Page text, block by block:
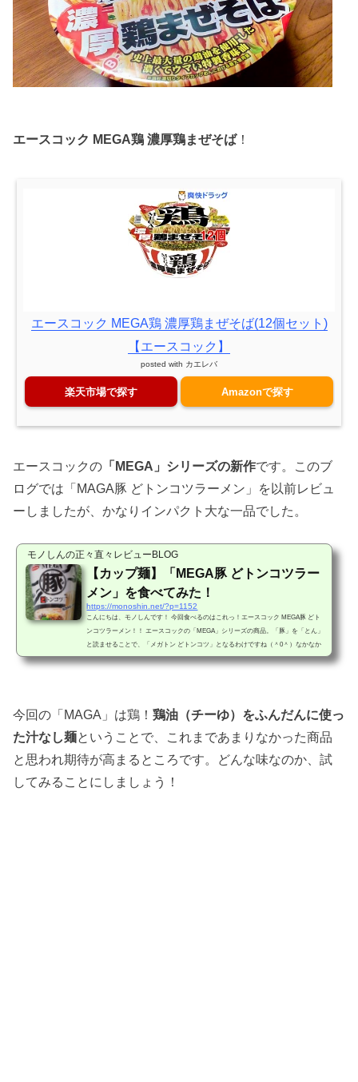
エースコック MEGA鶏 濃厚鶏まぜそば！
エースコック MEGA鶏 濃厚鶏まぜそば(12個セット)
【エースコック】
posted with カエレバ
楽天市場で探す Amazonで探す
エースコックの 「MEGA」シリーズの新作です。このブ
ログでは「MAGA豚 どトンコツラーメン」を以前レビュ
ーしましたが、かなりインパクト大な一品でした。
モノしんの正々直々レビューBLOG
【カップ麺】「MEGA豚 どトンコツラー
メン」を食べてみた！
https://monoshin.net/?p=1152
こんにちは、モノしんです！ 今回食べるのはこれっ！エースコック MEGA豚 どト
ンコツラーメン！！ エースコックの「MEGA」シリーズの商品。「豚」を「とん」
と読ませることで、「メガトン どトンコツ」となるわけですね（＾0＾）なかなか
素晴らしいネーミングではないですか！モノしん好みのセンスです（笑）明らかに
今回の「MAGA」は鶏！鶏油（チーゆ）をふんだんに使っ
た汁なし麺ということで、これまであまりなかった商品
と思われ期待が高まるところです。どんな味なのか、試
してみることにしましょう！